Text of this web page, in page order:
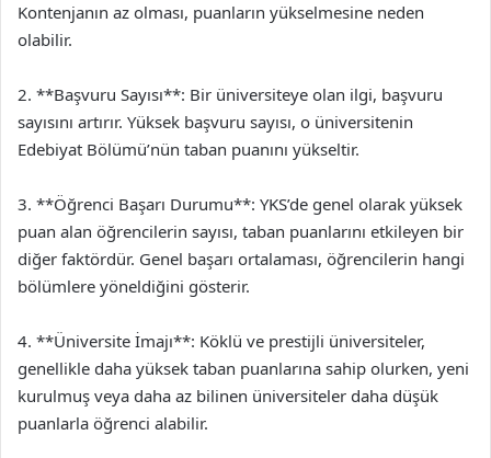
Kontenjanın az olması, puanların yükselmesine neden
olabilir.
2. **Başvuru Sayısı**: Bir üniversiteye olan ilgi, başvuru
sayısını artırır. Yüksek başvuru sayısı, o üniversitenin
Edebiyat Bölümü’nün taban puanını yükseltir.
3. **Öğrenci Başarı Durumu**: YKS’de genel olarak yüksek
puan alan öğrencilerin sayısı, taban puanlarını etkileyen bir
diğer faktördür. Genel başarı ortalaması, öğrencilerin hangi
bölümlere yöneldiğini gösterir.
4. **Üniversite İmajı**: Köklü ve prestijli üniversiteler,
genellikle daha yüksek taban puanlarına sahip olurken, yeni
kurulmuş veya daha az bilinen üniversiteler daha düşük
puanlarla öğrenci alabilir.